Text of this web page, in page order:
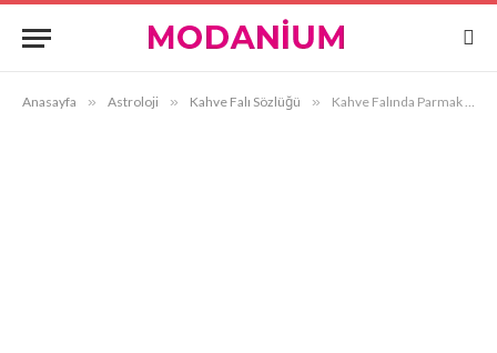
Anasayfa » Astroloji » Kahve Falı Sözlüğü » Kahve Falında Parmak Görmek